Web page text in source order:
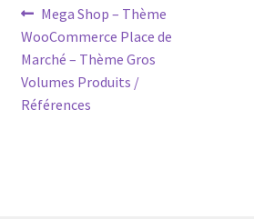
Post
navigation
Previous
post:
Mega Shop – Thème
WooCommerce Place de
Marché – Thème Gros
Volumes Produits /
Références